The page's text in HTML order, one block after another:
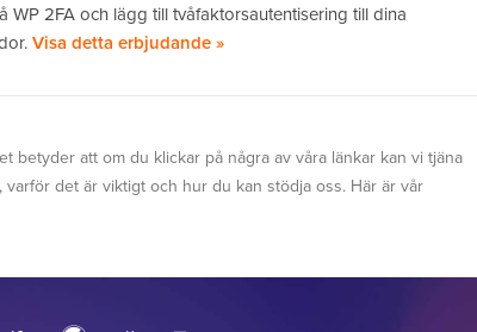
WP 2FA och lägg till tvåfaktorsautentisering till dina
Visa detta erbjudande »
betyder att om du klickar på några av våra länkar kan vi tjäna
, varför det är viktigt och hur du kan stödja oss. Här är vår